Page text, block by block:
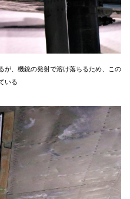
が、機銃の発射で溶け落ちるため、この
いる